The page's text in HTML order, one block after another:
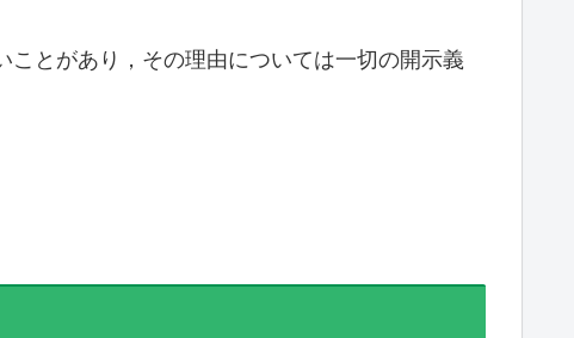
とがあり，その理由については一切の開示義